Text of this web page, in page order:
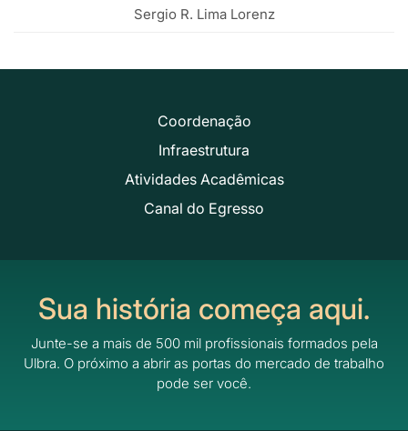
Sergio R. Lima Lorenz
Coordenação
Infraestrutura
Atividades Acadêmicas
Canal do Egresso
Sua história começa aqui.
Junte-se a mais de 500 mil profissionais formados pela
Ulbra. O próximo a abrir as portas do mercado de trabalho
pode ser você.